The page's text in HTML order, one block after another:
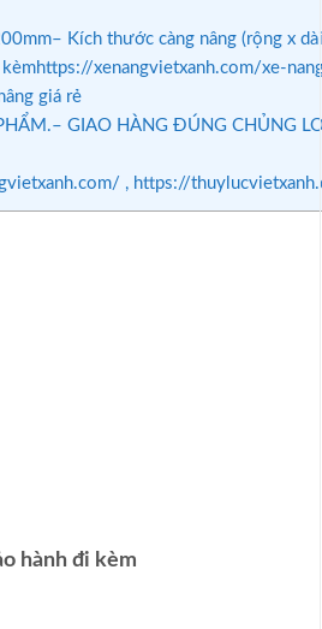
Kích thước càng nâng (rộng
kèmhttps://xenangvietxanh.com/
giá rẻ
GIAO HÀNG ĐÚNG
, https://
hành đi kèm